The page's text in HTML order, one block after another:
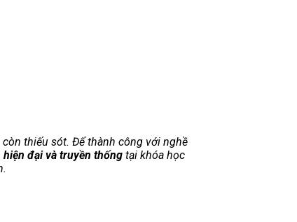
thiếu sót. Để thành công với nghề
đại và truyền thống tại khóa học